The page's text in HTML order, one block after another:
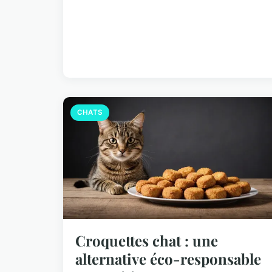
CHATS
Croquettes chat : une
alternative éco-responsable